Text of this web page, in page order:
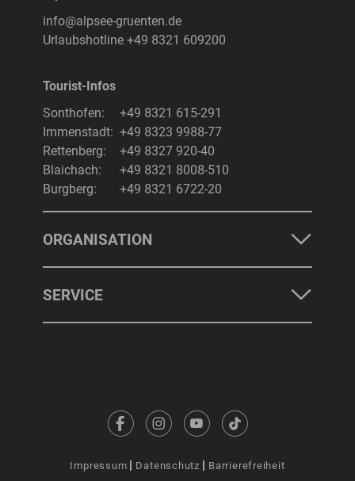
info@alpsee-gruenten.de
Urlaubshotline +49 8321 609200
Tourist-Infos
Sonthofen:
+49 8321 615-291
Immenstadt: +49 8323 9988-77
Rettenberg:
+49 8327 920-40
Blaichach:
+49 8321 8008-510
Burgberg:
+49 8321 6722-20
ORGANISATION
SERVICE
Impressum Datenschutz Barrierefreiheit